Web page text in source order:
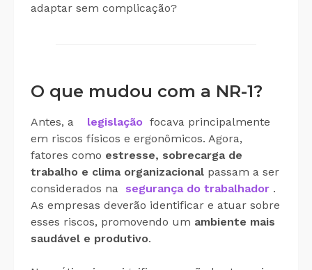
adaptar sem complicação?
O que mudou com a NR-1?
Antes, a legislação focava principalmente
em riscos físicos e ergonômicos. Agora,
fatores como estresse, sobrecarga de
trabalho e clima organizacional passam a ser
considerados na
segurança do trabalhador .
As empresas deverão identificar e atuar sobre
esses riscos, promovendo um ambiente mais
saudável e produtivo.